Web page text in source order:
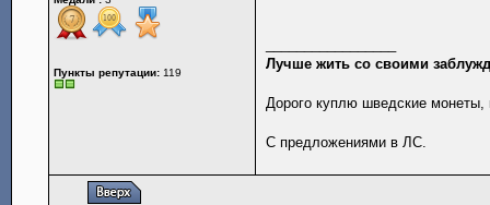
Пункты репутации: 119
Лучше жить со своими
Дорого куплю шведские
С предложениями в ЛС.